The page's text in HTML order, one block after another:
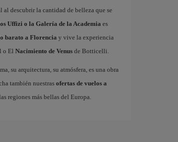
descubrir la cantidad de belleza que se
Uffizi o la Galería de la Academia es
barato a Florencia y vive la experiencia
o El Nacimiento de Venusde Botticelli.
su arquitectura, su atmósfera, es una obra
también nuestras ofertas de vuelos a
regiones más bellas del Europa.